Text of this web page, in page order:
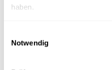
haben.
Notwendig